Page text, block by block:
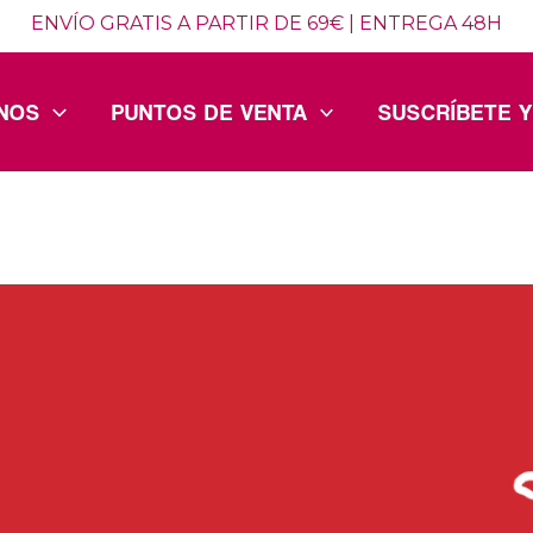
ENVÍO GRATIS A PARTIR DE 69€ | ENTREGA 48H
PUNTOS DE VENTA SUSCRÍBETE